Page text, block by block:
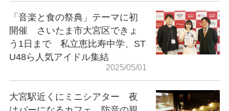
「音楽と食の祭典」テーマに初
開催 さいたま市大宮区できょ
う1日まで 私立恵比寿中学、ST
U48ら人気アイドル集結
2025/05/01
大宮駅近くにミニシアター 夜